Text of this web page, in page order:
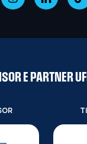
E PARTNER